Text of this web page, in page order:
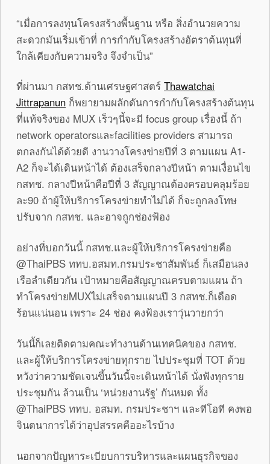
“เมื่อการลงทุนโครงสร้างพื้นฐาน หรือ สิ่งอำนวยความ
สะดวกมันเริ่มเข้าที่ การกำกับโครงสร้างอัตราต้นทุนที่
ใกล้เคียงกับความจริง จึงจำเป็น”
ที่ผ่านมา กสทช.ด้านเศรษฐศาสตร์ Thawatchai
Jittrapanun ก็พยายามผลักดันการกำกับโครงสร้างต้นทุน
ที่แท้จริงของ MUX เร็วๆนี้จะมี focus group เรื่องนี้ ถ้า
network operatorsและfacilities providers สามารถ
ตกลงกันได้ด้วยดี งานวางโครงข่ายปีที่ 3 ตามแผน A1-
A2 ก็จะได้เดินหน้าได้ ต้องเสร็จกลางปีหน้า ตามเงื่อนไข
กสทช. กลางปีหน้าคือปีที่ 3 สัญญาณต้องครอบคลุมร้อย
ละ90 ถ้าผู้ให้บริการโครงข่ายทำไม่ได้ ก็จะถูกลงโทษ
ปรับจาก กสทช. และอาจถูกช่องฟ้อง
อย่างที่บอกวันนี้ กสทช.และผู้ให้บริการโครงข่ายคือ
@ThaiPBS ททบ.อสมท.กรมประชาสัมพันธ์ ก็เสมือนลง
เรือลำเดียวกัน เป้าหมายคือสัญญาณครบตามแผน ถ้า
ทำโครงข่ายMUXไม่เสร็จตามแผนปี 3 กสทช.ก็เดือด
ร้อนแน่นอน เพราะ 24 ช่อง คงฟ้องเราวุ่นวายกว่า
วันนี้ก็เลยติดตามคณะทำงานด้านเทคนิคของ กสทช.
และผู้ให้บริการโครงข่ายทุกราย ไปประชุมที่ TOT ด้วย
หวังว่าความชัดเจนขึ้นวันนี้จะเดินหน้าได้ นั่งฟังทุกราย
ประชุมกัน ล้วนเป็น ‘หน่วยงานรัฐ’ กันหมด ทั้ง
@ThaiPBS ททบ. อสมท. กรมประชาฯ และทีโอที คงพอ
จินตนาการได้ว่าอุปสรรคคืออะไรบ้าง
นอกจากปัญหาระเบียบการบริหารและแผนธุรกิจของ